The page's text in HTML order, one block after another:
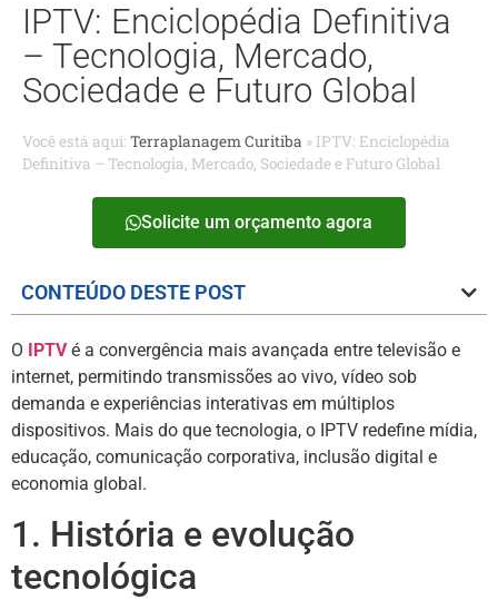
IPTV: Enciclopédia Definitiva
– Tecnologia, Mercado,
Sociedade e Futuro Global
Você está aqui: Terraplanagem Curitiba » IPTV: Enciclopédia
Definitiva – Tecnologia, Mercado, Sociedade e Futuro Global
Solicite um orçamento agora
CONTEÚDO DESTE POST
O IPTVé a convergência mais avançada entre televisão e
internet, permitindo transmissões ao vivo, vídeo sob
demanda e experiências interativas em múltiplos
dispositivos. Mais do que tecnologia, o IPTV redefine mídia,
educação, comunicação corporativa, inclusão digital e
economia global.
1. História e evolução
tecnológica